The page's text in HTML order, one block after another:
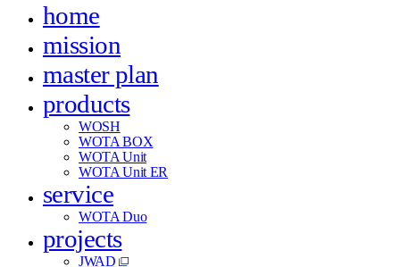
home
mission
master plan
products
WOSH
WOTA BOX
WOTA Unit
WOTA Unit ER
service
WOTA Duo
projects
JWAD